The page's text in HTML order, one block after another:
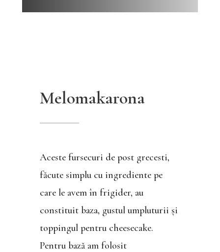
Melomakarona
Aceste fursecuri de post grecesti,
făcute simplu cu ingrediente pe
care le avem în frigider, au
constituit baza, gustul umpluturii și
toppingul pentru cheesecake.
Pentru bază am folosit